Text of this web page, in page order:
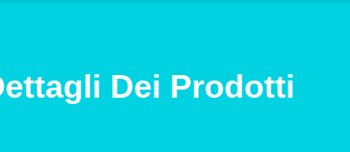
Dei Prodotti